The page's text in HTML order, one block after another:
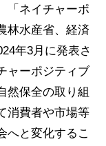
「ネイチャーポ
林水産省、経済
年3月に発表さ
ャーポジティブ
然保全の取り組
消費者や市場等
へと変化するこ